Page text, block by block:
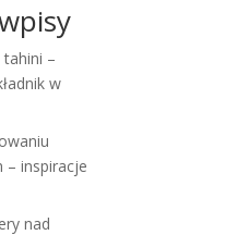
–
w
– inspiracje
nad